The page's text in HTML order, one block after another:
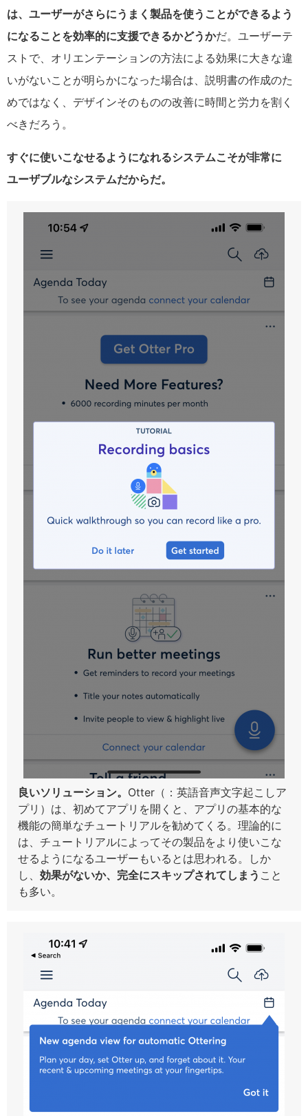
は、ユーザーがさらにうまく製品を使うことができるよう
になることを効率的に支援できるかどうかだ。ユーザーテ
ストで、オリエンテーションの方法による効果に大きな違
いがないことが明らかになった場合は、説明書の作成のた
めではなく、デザインそのものの改善に時間と労力を割く
べきだろう。
すぐに使いこなせるようになれるシステムこそが非常に
ユーザブルなシステムだからだ。
良いソリューション。 Otter（：英語音声文字起こしア
プリ）は、初めてアプリを開くと、アプリの基本的な
機能の簡単なチュートリアルを勧めてくる。理論的に
は、チュートリアルによってその製品をより使いこな
せるようになるユーザーもいるとは思われる。しか
し、 効果がないか、完全にスキップされてしまう こと
も多い。